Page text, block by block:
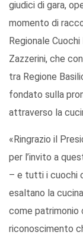
giudici di gara,
momento di
Regionale
Zazzerini, che
tra Regione
fondato sulla
attraverso la
«Ringrazio il
per l’invito a
– e tutti i cuochi
esaltano la
come patrimonio
riconoscimento